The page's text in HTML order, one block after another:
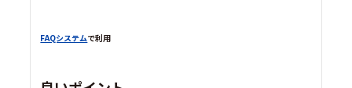
FAQシステムで利用